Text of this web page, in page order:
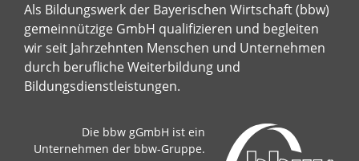
Als Bildungswerk der Bayerischen Wirtschaft (bbw)
gemeinnützige GmbH qualifizieren und begleiten
wir seit Jahrzehnten Menschen und Unternehmen
durch berufliche Weiterbildung und
Bildungsdienstleistungen.
Die bbw gGmbH ist ein
Unternehmen der bbw-Gruppe.